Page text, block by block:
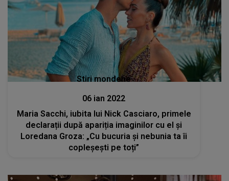
Stiri mondene
06 ian 2022
Maria Sacchi, iubita lui Nick Casciaro, primele
declarații după apariția imaginilor cu el și
Loredana Groza: „Cu bucuria și nebunia ta îi
copleșești pe toți”